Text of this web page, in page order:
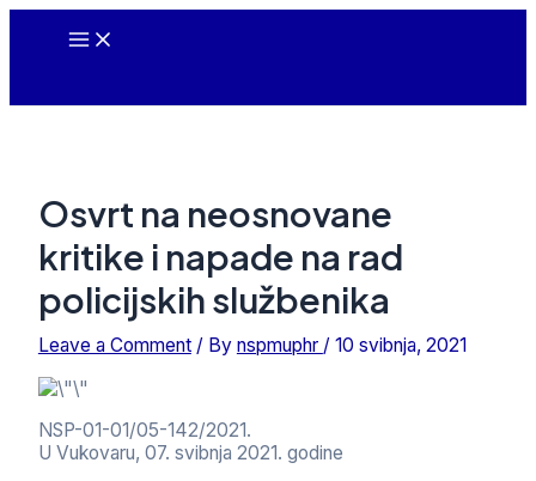
Main
Osvrt na neosnovane
kritike i napade na rad
policijskih službenika
Leave a Comment / By nspmuphr / 10 svibnja, 2021
NSP-01-01/05-142/2021.
U Vukovaru, 07. svibnja 2021. godine